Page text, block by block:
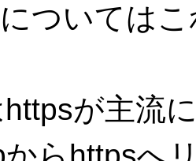
ついては
httpsが主流